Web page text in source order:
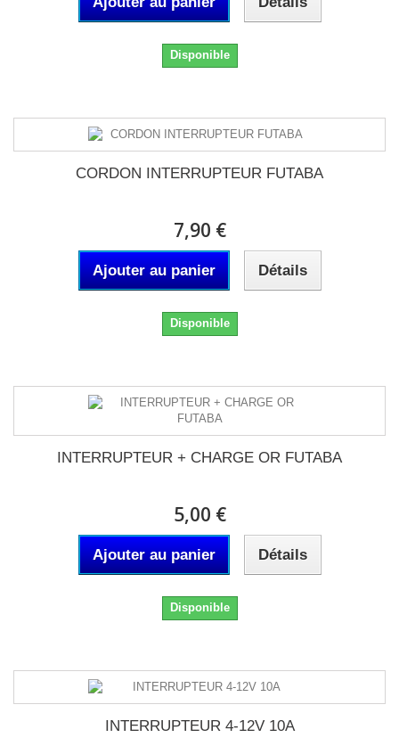
Disponible
CORDON INTERRUPTEUR FUTABA
7,90 €
Ajouter au panier Détails
Disponible
INTERRUPTEUR + CHARGE OR FUTABA
5,00 €
Ajouter au panier Détails
Disponible
INTERRUPTEUR 4-12V 10A